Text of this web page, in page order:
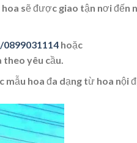
sẽ được giao tận nơi đến
hoặc
yêu cầu.
mẫu hoa đa dạng từ hoa nội